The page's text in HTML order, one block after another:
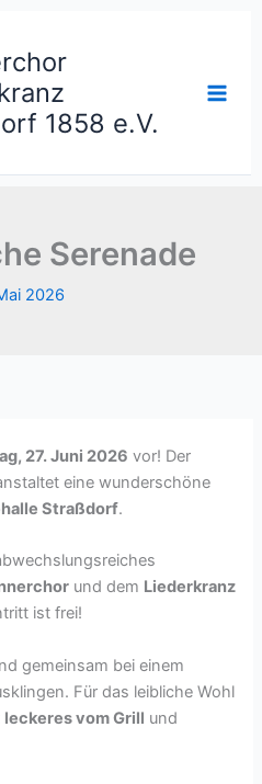
1858 e.V.
Serenade
2026
27. Juni 2026 vor! Der
eine wunderschöne
Straßdorf.
und dem Liederkranz
ist frei!
gemeinsam bei einem
Für das leibliche Wohl
leckeres vom Grill und